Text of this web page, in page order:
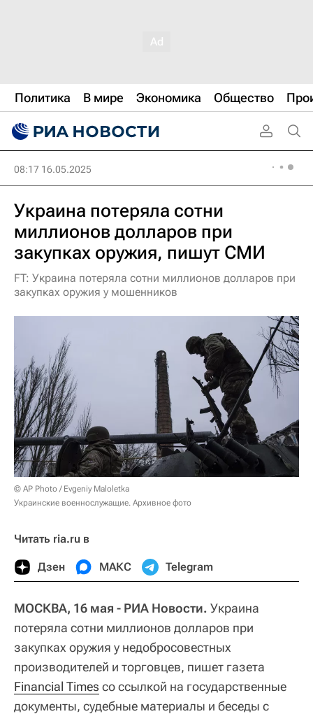
Политика В мире Экономика Общество
08:17 16.05.2025
Украина потеряла сотни
миллионов долларов при
закупках оружия, пишут СМИ
FT: Украина потеряла сотни миллионов долларов при
закупках оружия у мошенников
© AP Photo / Evgeniy Maloletka
Украинские военнослужащие. Архивное фото
Читать ria.ru в
Дзен МАКС Telegram
МОСКВА, 16 мая - РИА Новости. Украина
потеряла сотни миллионов долларов при
закупках оружия у недобросовестных
производителей и торговцев, пишет газета
Financial Times со ссылкой на государственные
документы, судебные материалы и беседы с